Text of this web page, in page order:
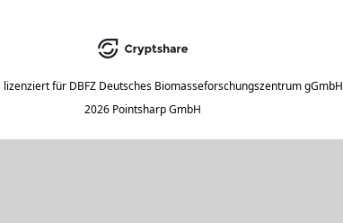
lizenziert für DBFZ Deutsches Biomasseforschungszentrum gGmbH
2026 Pointsharp GmbH